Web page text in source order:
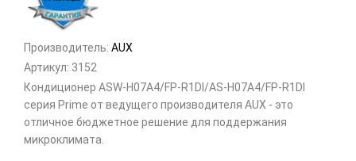
Производитель: AUX
Артикул: 3152
Кондиционер ASW-H07A4/FP-R1DI/AS-H07A4/FP-R1DI
серия Prime от ведущего производителя AUX - это
отличное бюджетное решение для поддержания
микроклимата.